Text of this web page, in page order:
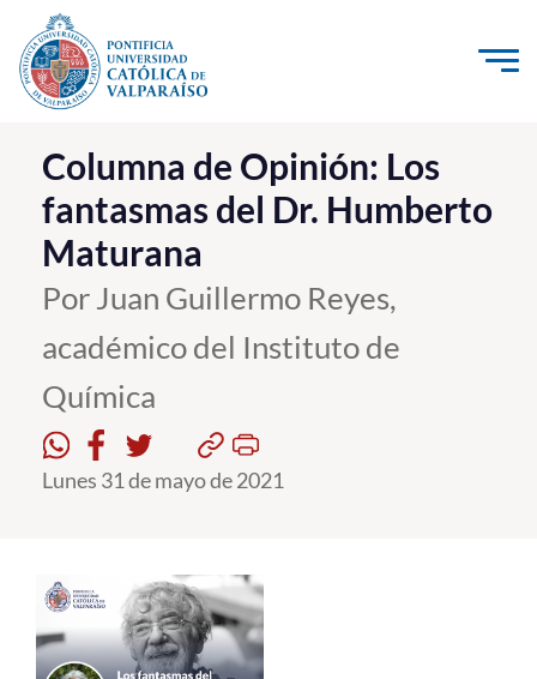
Click acá para ir directamente al contenido
La Universidad
Investigación, Creación e Innovación
PUCV Internacional
Vinculación con el Medio
Admisión
Pregrado
Postgrado
Estudiantes
Académicos
Columna de Opinión: Los
fantasmas del Dr. Humberto
Maturana
Por Juan Guillermo Reyes,
académico del Instituto de
Química
Lunes 31 de mayo de 2021